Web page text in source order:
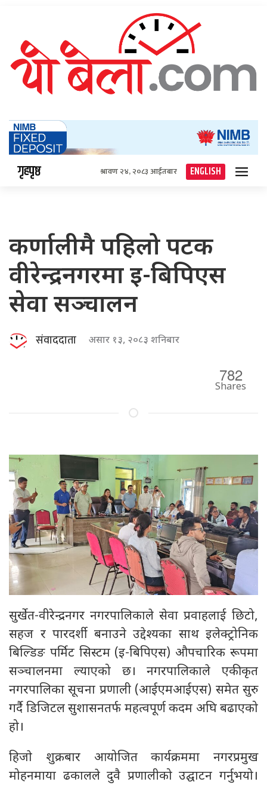
गृहपृष्ठ श्रावण २४, २०८३ आईतबार ENGLISH
कर्णालीमै पहिलो पटक
वीरेन्द्रनगरमा इ-बिपिएस
सेवा सञ्चालन
संवाददाता असार १३, २०८३ शनिबार
782
Shares
सुर्खेत-वीरेन्द्रनगर नगरपालिकाले सेवा प्रवाहलाई छिटो,
सहज र पारदर्शी बनाउने उद्देश्यका साथ इलेक्ट्रोनिक
बिल्डिङ पर्मिट सिस्टम (इ-बिपिएस) औपचारिक रूपमा
सञ्चालनमा ल्याएको छ। नगरपालिकाले एकीकृत
नगरपालिका सूचना प्रणाली (आईएमआईएस) समेत सुरु
गर्दै डिजिटल सुशासनतर्फ महत्वपूर्ण कदम अघि बढाएको
हो।
हिजाे शुक्रबार आयोजित कार्यक्रममा नगरप्रमुख
मोहनमाया ढकालले दुवै प्रणालीको उद्घाटन गर्नुभयो।